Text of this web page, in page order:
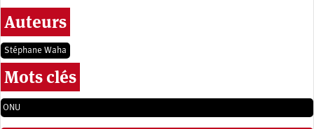
Auteurs
Stéphane Waha
Mots clés
ONU